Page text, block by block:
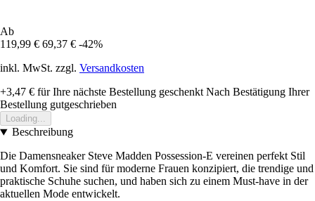
Ab
119,99 € 69,37 € -42%
inkl. MwSt. zzgl. Versandkosten
+3,47 € für Ihre nächste Bestellung geschenkt Nach Bestätigung Ihrer
Bestellung gutgeschrieben
Loading...
Beschreibung
Die Damensneaker Steve Madden Possession-E vereinen perfekt Stil
und Komfort. Sie sind für moderne Frauen konzipiert, die trendige und
praktische Schuhe suchen, und haben sich zu einem Must-have in der
aktuellen Mode entwickelt.